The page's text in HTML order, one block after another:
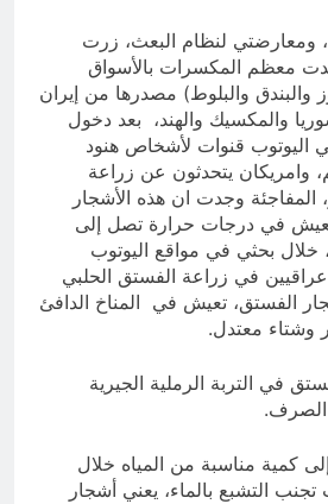
ومعارضتي لنظام البعث، زرت
معظم المكسرات بالأسواق
والبندق والبلوط) مصدرها من إيران
والمكسيك والهند، بعد دخول
اليوتوب قنوات لأشخاص هنود
يتحدثون عن زراعة
المفاجئة وجدت ان هذه الأشجار
تعيش في درجات حرارة تصل إلى
خلال بحثي في مواقع اليوتوب
في زراعة الفستق الحلبي
الفستق، تعيش في المناخ الدافئ
وشتاء معتدل.
في التربة الرملية الجيرية
الصرف.
كمية مناسبة من المياه خلال
التشبع بالماء، يعني أشجار